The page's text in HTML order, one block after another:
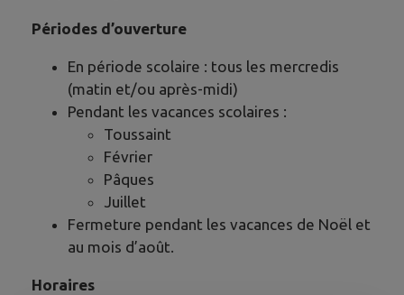
Périodes d’ouverture
En période scolaire : tous les mercredis
(matin et/ou après-midi)
Pendant les vacances scolaires :
Toussaint
Février
Pâques
Juillet
Fermeture pendant les vacances de Noël et
au mois d’août.
Horaires